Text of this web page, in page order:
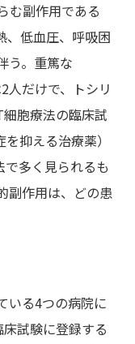
む副作用である
、低血圧、呼吸困
う。重篤な
人だけで、トシリ
胞療法の臨床試
抑える治療薬）
で多く見られるも
副作用は、どの患
いる4つの病院に
試験に登録する